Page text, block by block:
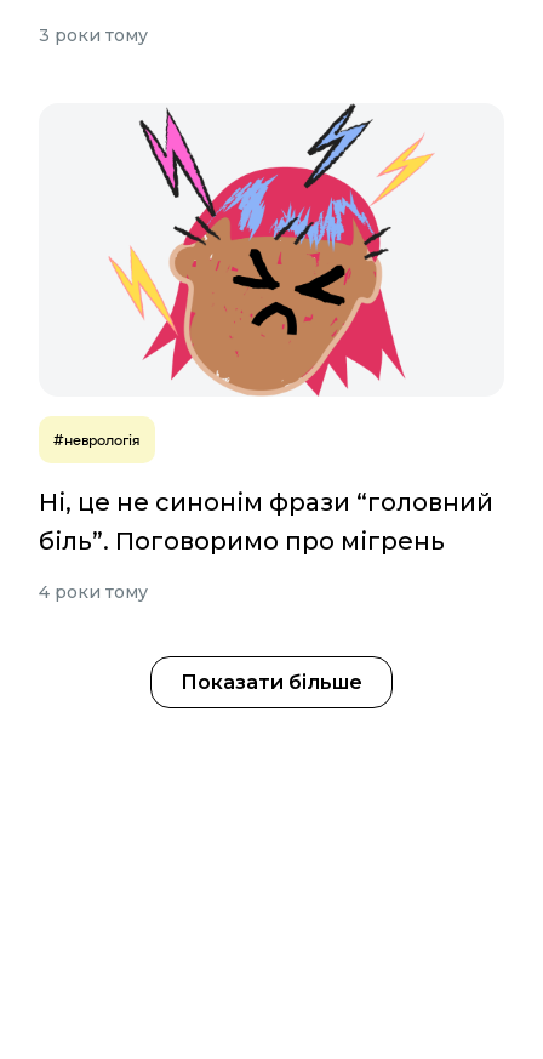
3 роки тому
#неврологія
Ні, це не синонім фрази “головний
біль”. Поговоримо про мігрень
4 роки тому
Показати більше